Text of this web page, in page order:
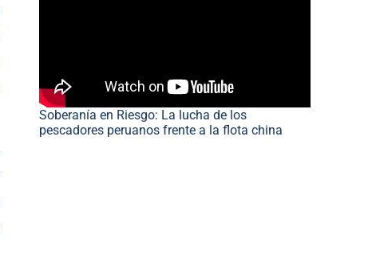
Soberanía en Riesgo: La lucha de los
pescadores peruanos frente a la flota china